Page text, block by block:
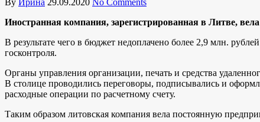
Иностранная компания, зарегистрированная в Литве,
В результате чего в бюджет недоплачено более 2,9 млн.
госконтроля.
Органы управления организации, печать и средства
В столице проводились переговоры, подписывались и
расходные операции по расчетному счету.
Таким образом литовская компания вела постоянную